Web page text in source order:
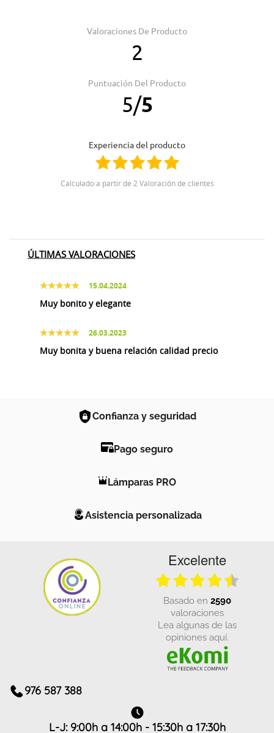
Valoraciones De Producto
2
Puntuación Del Producto
5/5
Experiencia del producto
Calculado a partir de 2 Valoración de clientes
ÚLTIMAS VALORACIONES
15.04.2024
Muy bonito y elegante
26.03.2023
Muy bonita y buena relación calidad precio
Confianza y seguridad
Pago seguro
Lámparas PRO
Asistencia personalizada
Excelente
basado en 2590
valoraciones
Lea algunas de las
opiniones aquí.
976 587 388
L-J: 9:00h a 14:00h - 15:30h a 17:30h